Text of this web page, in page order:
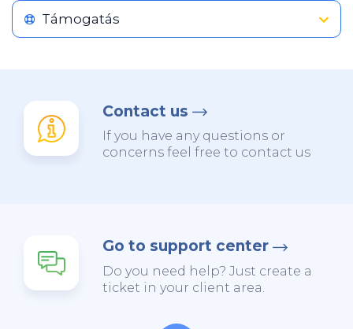
Támogatás
Contact us
If you have any questions or
concerns feel free to contact us
Go to support center
Do you need help? Just create a
ticket in your client area.